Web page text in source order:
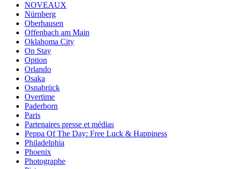
NOVEAUX
Nürnberg
Oberhausen
Offenbach am Main
Oklahoma City
On Stay
Option
Orlando
Osaka
Osnabrück
Overtime
Paderborn
Paris
Partenaires presse et médias
Peppa Of The Day: Free Luck & Happiness
Philadelphia
Phoenix
Photographe